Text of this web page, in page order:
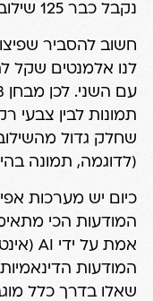
נקבל כבר 125 שילובים אפשריים!
חשוב להסביר
לנו אלמנטים שקל
תמונות לבין צבעי
שחלק גדול
(לדוגמה, תמונה
כיום יש מערכות
המודעות הכי
אמת על ידי AI (אינטליגנציה מלאכותית). לדוגמה,
המודעות
שאלו בדרך כלל